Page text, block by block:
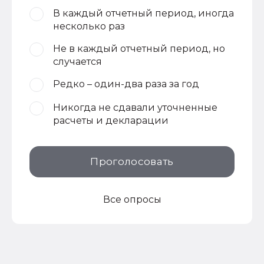
В каждый отчетный период, иногда
несколько раз
Не в каждый отчетный период, но
случается
Редко – один-два раза за год
Никогда не сдавали уточненные
расчеты и декларации
Проголосовать
Все опросы